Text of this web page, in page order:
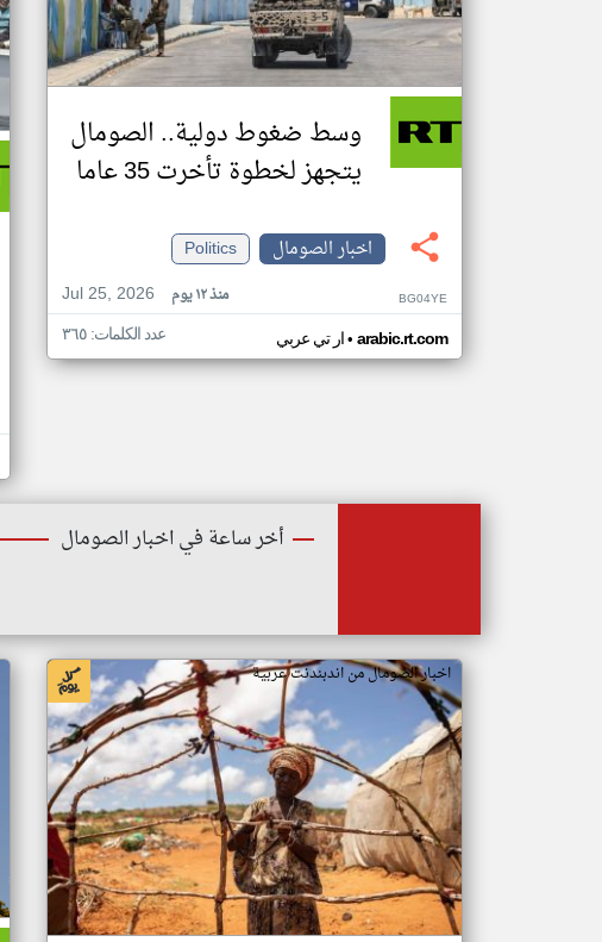
وسط ضغوط دولية.. الصومال
يتجهز لخطوة تأخرت 35 عاما
اخبار الصومال
Politics
Jul 25, 2026
منذ ١٢ يوم BG04YE
ار تي عربي• arabic.rt.com عدد الكلمات: ٣٦٥
أخر ساعة في اخبار الصومال
اخبار الصومال من اندبندنت عربية